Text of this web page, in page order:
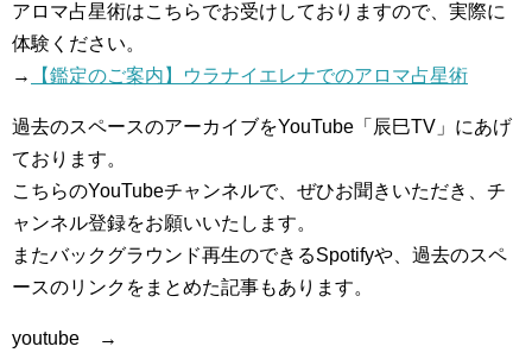
アロマ占星術はこちらでお受けしておりますので、実際に
体験ください。
→
【鑑定のご案内】ウラナイエレナでのアロマ占星術
過去のスペースのアーカイブをYouTube「辰巳TV」にあげ
ております。
こちらのYouTubeチャンネルで、ぜひお聞きいただき、チ
ャンネル登録をお願いいたします。
またバックグラウンド再生のできるSpotifyや、過去のスペ
ースのリンクをまとめた記事もあります。
youtube →